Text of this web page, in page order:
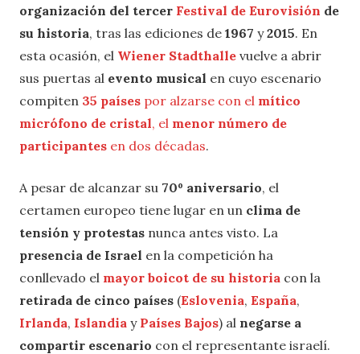
organización del tercer Festival de Eurovisión de
su historia, tras las ediciones de 1967 y2015. En
esta ocasión, el Wiener Stadthalle vuelve a abrir
sus puertas al evento musical en cuyo escenario
compiten 35 países por alzarse con el mítico
micrófono de cristal, el menor número de
participantes en dos décadas.
A pesar de alcanzar su 70º aniversario, el
certamen europeo tiene lugar en un clima de
tensión y protestas nunca antes visto. La
presencia de Israel en la competición ha
conllevado el mayor boicot de su historia con la
retirada de cinco países (Eslovenia, España,
Irlanda, Islandia y Países Bajos) al negarse a
compartir escenario con el representante israelí.